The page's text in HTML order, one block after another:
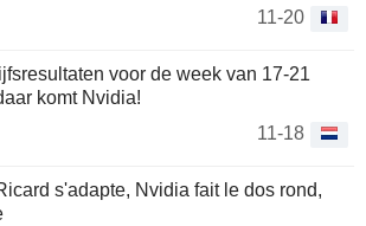
11-20
voor de week van 17-21
komt Nvidia!
11-18
s'adapte, Nvidia fait le dos rond,